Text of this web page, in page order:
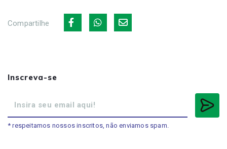
Compartilhe
Inscreva-se
* respeitamos nossos inscritos, não enviamos spam.